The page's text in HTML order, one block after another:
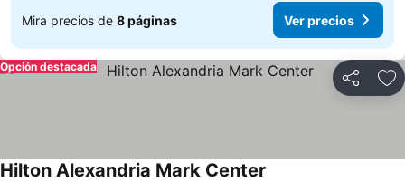
Mira precios de 8 páginas Ver precios
Compartir
Opción destacada
Hilton Alexandria Mark Center